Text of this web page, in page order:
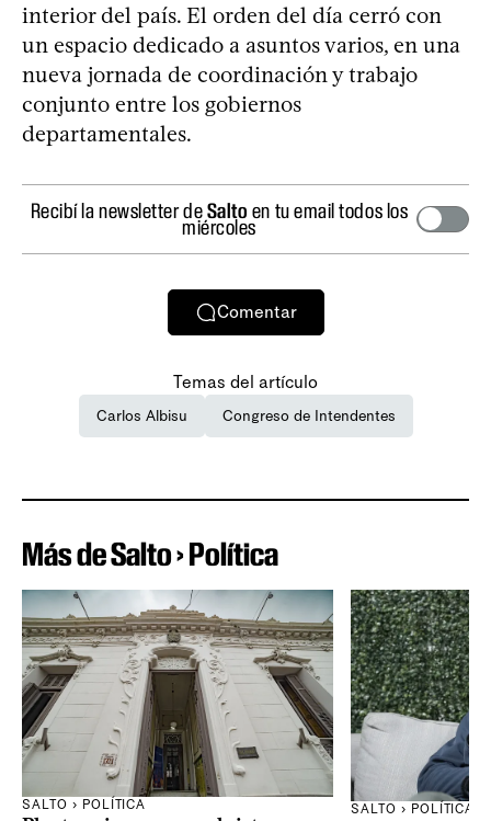
interior del país. El orden del día cerró con
un espacio dedicado a asuntos varios, en una
nueva jornada de coordinación y trabajo
conjunto entre los gobiernos
departamentales.
Recibí la newsletter deSalto en tu email todos los
miércoles
Comentar
Temas del artículo
Carlos Albisu Congreso de Intendentes
Más de Salto › Política
SALTO › POLÍTICA SALTO › POLÍTICA